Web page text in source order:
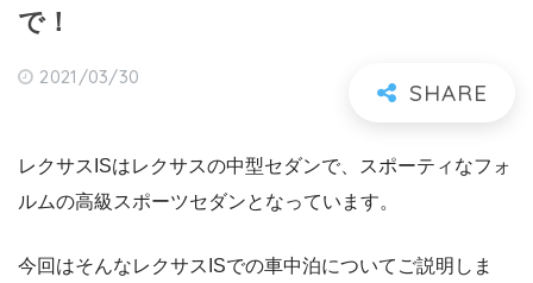
で！
2021/03/30
レクサスISはレクサスの中型セダンで、スポーティなフォ
ルムの高級スポーツセダンとなっています。
今回はそんなレクサスISでの車中泊についてご説明しま